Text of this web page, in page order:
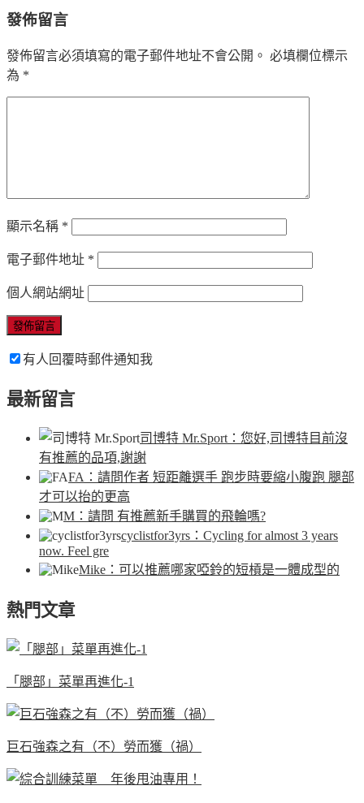
發佈留言
發佈留言必須填寫的電子郵件地址不會公開。 必填欄位標示
為 *
顯示名稱 *
電子郵件地址 *
個人網站網址
有人回覆時郵件通知我
最新留言
司博特 Mr.Sport ：您好,司博特目前沒
有推薦的品項,謝謝
FA ：請問作者 短距離選手 跑步時要縮小腹跑 腿部
才可以抬的更高
M ：請問 有推薦新手購買的飛輪嗎?
cyclistfor3yrs ：Cycling for almost 3 years
now. Feel gre
Mike ：可以推薦哪家啞鈴的短槓是一體成型的
熱門文章
「腿部」菜單再進化-1
巨石強森之有（不）勞而獲（禍）